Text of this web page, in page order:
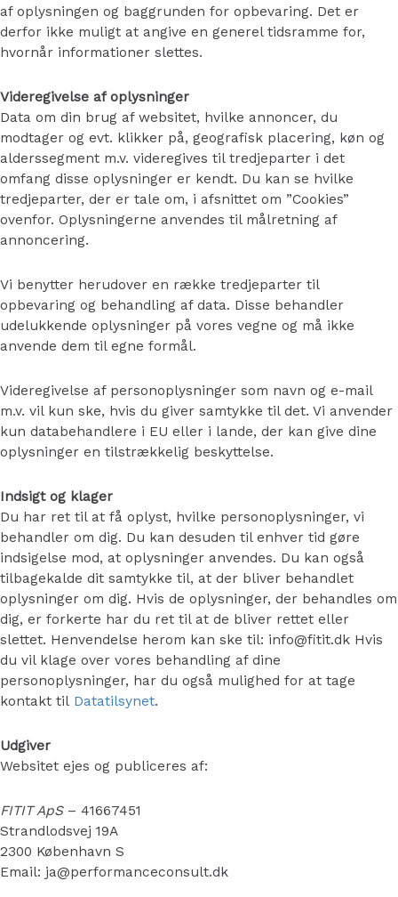
af oplysningen og baggrunden for opbevaring. Det er
derfor ikke muligt at angive en generel tidsramme for,
hvornår informationer slettes.
Videregivelse af oplysninger
Data om din brug af websitet, hvilke annoncer, du
modtager og evt. klikker på, geografisk placering, køn og
alderssegment m.v. videregives til tredjeparter i det
omfang disse oplysninger er kendt. Du kan se hvilke
tredjeparter, der er tale om, i afsnittet om ”Cookies”
ovenfor. Oplysningerne anvendes til målretning af
annoncering.
Vi benytter herudover en række tredjeparter til
opbevaring og behandling af data. Disse behandler
udelukkende oplysninger på vores vegne og må ikke
anvende dem til egne formål.
Videregivelse af personoplysninger som navn og e-mail
m.v. vil kun ske, hvis du giver samtykke til det. Vi anvender
kun databehandlere i EU eller i lande, der kan give dine
oplysninger en tilstrækkelig beskyttelse.
Indsigt og klager
Du har ret til at få oplyst, hvilke personoplysninger, vi
behandler om dig. Du kan desuden til enhver tid gøre
indsigelse mod, at oplysninger anvendes. Du kan også
tilbagekalde dit samtykke til, at der bliver behandlet
oplysninger om dig. Hvis de oplysninger, der behandles om
dig, er forkerte har du ret til at de bliver rettet eller
slettet. Henvendelse herom kan ske til: info@fitit.dk Hvis
du vil klage over vores behandling af dine
personoplysninger, har du også mulighed for at tage
kontakt til Datatilsynet.
Udgiver
Websitet ejes og publiceres af:
FITIT ApS – 41667451
Strandlodsvej 19A
2300 København S
Email: ja@performanceconsult.dk